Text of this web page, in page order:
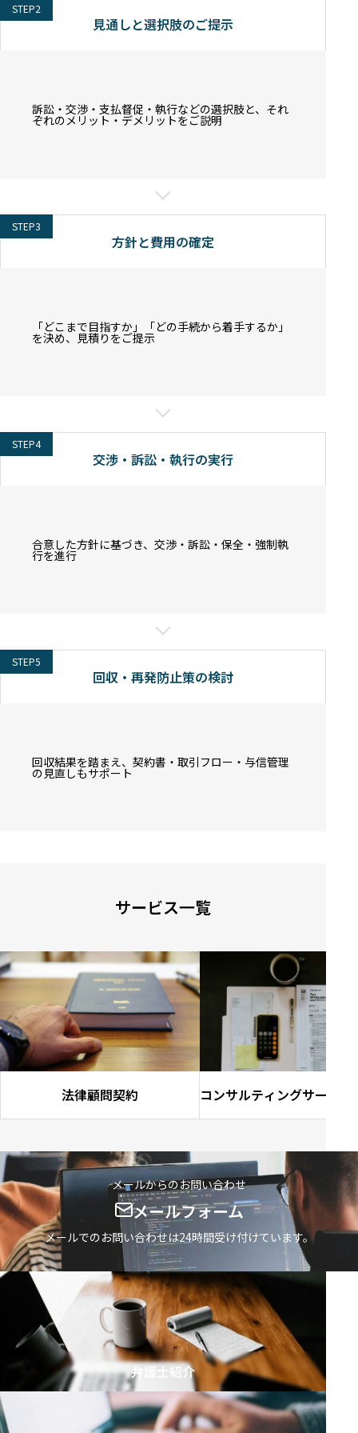
STEP2
見通しと選択肢のご提示
訴訟・交渉・支払督促・執行などの選択肢と、それ
ぞれのメリット・デメリットをご説明
STEP3
方針と費用の確定
「どこまで目指すか」「どの手続から着手するか」
を決め、見積りをご提示
STEP4
交渉・訴訟・執行の実行
合意した方針に基づき、交渉・訴訟・保全・強制執
行を進行
STEP5
回収・再発防止策の検討
回収結果を踏まえ、契約書・取引フロー・与信管理
の見直しもサポート
サービス一覧
法律顧問契約
コンサルティングサービス
企業診断士）
メールからのお問い合わせ
メールフォーム
メールでのお問い合わせは24時間受け付けています。
弁護士紹介